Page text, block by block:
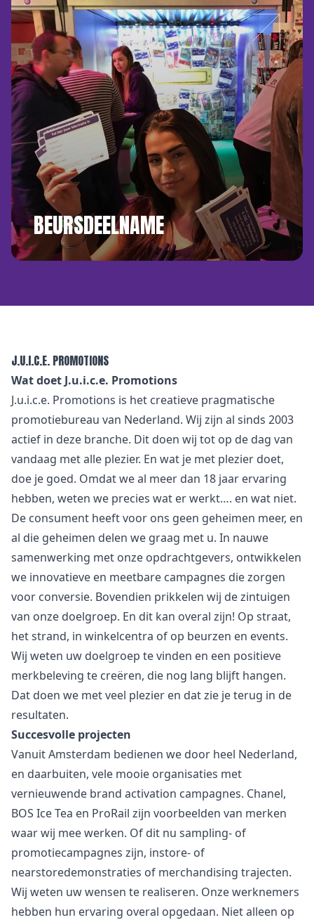
BEURSDEELNAME
J.U.I.C.E. PROMOTIONS
Wat doet J.u.i.c.e. Promotions
J.u.i.c.e. Promotions is het creatieve pragmatische
promotiebureau van Nederland. Wij zijn al sinds 2003
actief in deze branche. Dit doen wij tot op de dag van
vandaag met alle plezier. En wat je met plezier doet,
doe je goed. Omdat we al meer dan 18 jaar ervaring
hebben, weten we precies wat er werkt…. en wat niet.
De consument heeft voor ons geen geheimen meer, en
al die geheimen delen we graag met u. In nauwe
samenwerking met onze opdrachtgevers, ontwikkelen
we innovatieve en meetbare campagnes die zorgen
voor conversie. Bovendien prikkelen wij de zintuigen
van onze doelgroep. En dit kan overal zijn! Op straat,
het strand, in winkelcentra of op beurzen en events.
Wij weten uw doelgroep te vinden en een positieve
merkbeleving te creëren, die nog lang blijft hangen.
Dat doen we met veel plezier en dat zie je terug in de
resultaten.
Succesvolle projecten
Vanuit Amsterdam bedienen we door heel Nederland,
en daarbuiten, vele mooie organisaties met
vernieuwende brand activation campagnes. Chanel,
BOS Ice Tea en ProRail zijn voorbeelden van merken
waar wij mee werken. Of dit nu sampling- of
promotiecampagnes zijn, instore- of
nearstoredemonstraties of merchandising trajecten.
Wij weten uw wensen te realiseren. Onze werknemers
hebben hun ervaring overal opgedaan. Niet alleen op